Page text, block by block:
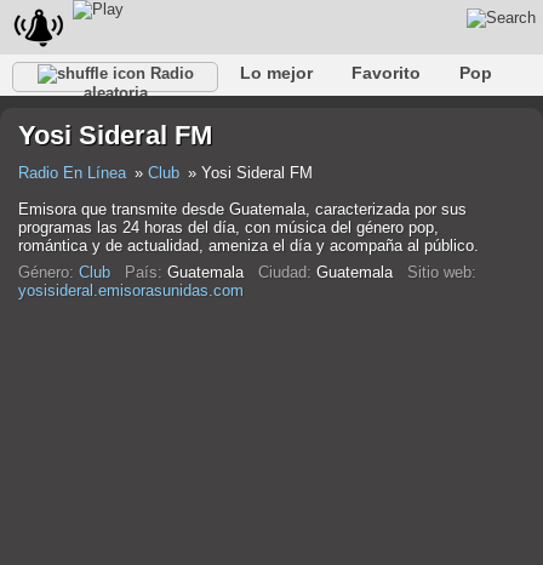
Radio
aleatoria
Lo mejor Favorito
Pop
Rap
Trans Falk
Yosi Sideral FM
Radio En Línea Club
Yosi Sideral FM
Emisora que transmite desde Guatemala, caracterizada por sus
programas las 24 horas del día, con música del género pop,
romántica y de actualidad, ameniza el día y acompaña al público.
Género: Club País: Guatemala Ciudad: Guatemala Sitio web:
yosisideral.emisorasunidas.com